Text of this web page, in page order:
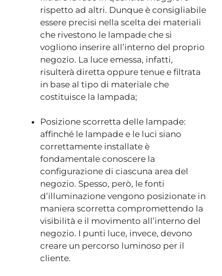
rispetto ad altri. Dunque è consigliabile
essere precisi nella scelta dei materiali
che rivestono le lampade che si
vogliono inserire all’interno del proprio
negozio. La luce emessa, infatti,
risulterà diretta oppure tenue e filtrata
in base al tipo di materiale che
costituisce la lampada;
Posizione scorretta delle lampade:
affinché le lampade e le luci siano
correttamente installate è
fondamentale conoscere la
configurazione di ciascuna area del
negozio. Spesso, però, le fonti
d’illuminazione vengono posizionate in
maniera scorretta compromettendo la
visibilità e il movimento all’interno del
negozio. I punti luce, invece, devono
creare un percorso luminoso per il
cliente.